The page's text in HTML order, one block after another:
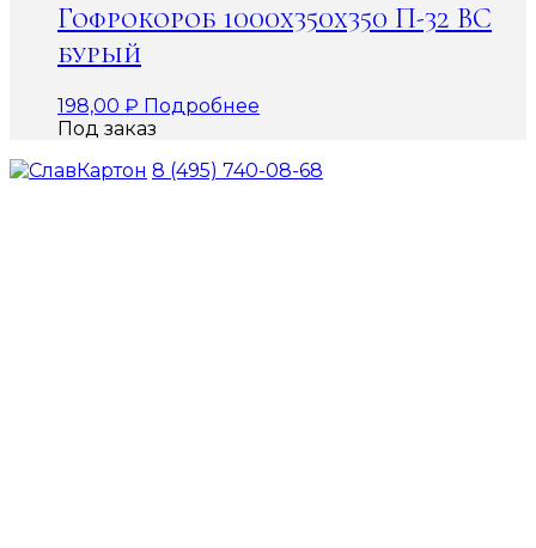
Гофрокороб 1000х350х350 П-32 ВС
бурый
198,00 ₽ Подробнее
Под заказ
8 (495) 740-08-68